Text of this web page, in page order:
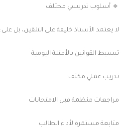
🔹 أسلوب تدريسي مختلف
لا يعتمد الأستاذ خليفة على التلقين، بل على:
تبسيط القوانين بالأمثلة اليومية
تدريب عملي مكثف
مراجعات منظمة قبل الامتحانات
متابعة مستمرة لأداء الطالب